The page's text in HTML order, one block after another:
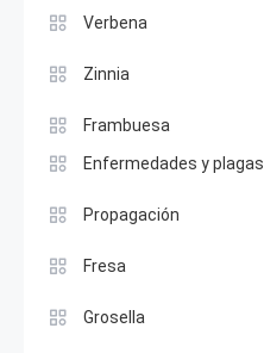
Verbena
Zinnia
Frambuesa
Enfermedades y plagas
Propagación
Fresa
Grosella